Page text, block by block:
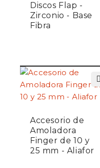
Discos Flap -
Zirconio - Base
Fibra
Accesorio de
Amoladora
Finger de 10 y
25 mm - Aliafor